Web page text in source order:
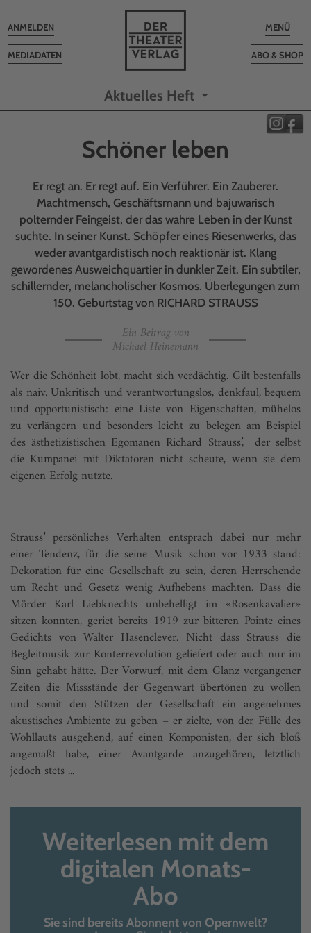
Toggle
MENÜ
ABO & SHOP
MEDIADATEN
Toggle
navigation
ANMELDEN
Aktuelles Heft
Schöner leben
Er regt an. Er regt auf. Ein Verführer. Ein Zauberer.
Machtmensch, Geschäftsmann und bajuwarisch
polternder Feingeist, der das wahre Leben in der Kunst
suchte. In seiner Kunst. Schöpfer eines Riesenwerks, das
weder avantgardistisch noch reaktionär ist. Klang
gewordenes Ausweich­quartier in dunkler Zeit. Ein subtiler,
schillernder, melancholischer Kosmos. Überlegungen zum
150. Geburtstag von RICHARD STRAUSS
Ein Beitrag von
Michael Heinemann
Wer die Schönheit lobt, macht sich verdächtig. Gilt bestenfalls
als naiv. Unkritisch und verantwortungslos, denkfaul, bequem
und opportunistisch: eine Liste von Eigenschaften, mühelos
zu verlängern und besonders leicht zu belegen am Beispiel
des ästhetizistischen Egomanen Richard Strauss’, der selbst
die Kumpanei mit Diktatoren nicht scheute, wenn sie dem
eigenen Erfolg nutzte.
Strauss’ persönliches Verhalten entsprach dabei nur mehr
einer Tendenz, für die seine Musik schon vor 1933 stand:
Dekoration für eine Gesellschaft zu sein, deren Herrschende
um Recht und Gesetz wenig Aufhebens machten. Dass die
Mörder Karl Liebknechts unbehelligt im «Rosenkavalier»
sitzen konnten, geriet bereits 1919 zur bitteren Pointe eines
Gedichts von Walter Hasenclever. Nicht dass Strauss die
Begleitmusik zur Konterrevolution geliefert oder auch nur im
Sinn gehabt hätte. Der Vorwurf, mit dem Glanz vergangener
Zeiten die Missstände der Gegenwart übertönen zu wollen
und somit den Stützen der Gesellschaft ein angenehmes
akustisches Ambiente zu geben – er zielte, von der Fülle des
Wohllauts ausgehend, auf einen Komponisten, der sich bloß
angemaßt habe, einer Avantgarde anzugehören, letztlich
jedoch stets ...
Weiterlesen mit dem
digitalen Monats-
Abo
Sie sind bereits Abonnent von Opernwelt?